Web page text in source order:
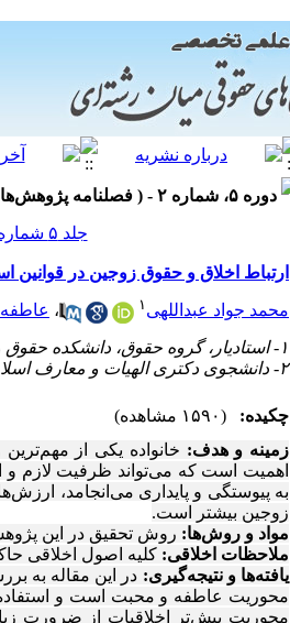
دوره ۵، شماره ۲ - ( فصلنامه پژوهش‌های حقوقی میان‌رشته‌ای ۱۴۰۳ )
جلد ۵ شماره ۲ صفحات ۴۰-۲۹
ارتباط اخلاق و حقوق زوجین در قوانین
محمد جواد عبداللهی ۱ ،
۱- استادیار، گروه حقوق، دانشکده حقوق و اقتصاد، واحد خمینی شهر، دانشگاه آزاد اسلامی، خمینی شهر، ایران. (نویسنده مسؤول)
۲- دانشجوی دکتری الهیات و معارف اسلامی گرایش فقه و مبانی حقوق، واحد نجف‌آباد، دانشگاه آزاد اسلامی، نجف‌آباد، ایران.
چکیده:
(۱۵۹۰ مشاهده)
زمینه و هدف: خانواده یکی از
اهمیت است که می‌تواند ظرفیت لازم و
به پیوستگی و پایداری می‌انجامد،
زوجین بیشتر است.
مواد و روش‌ها: روش تحقیق در این
ملاحظات اخلاقی: کلیه اصول اخلاقی
یافته‌ها و نتیجه‌گیری: در این مقاله به
محوریت عاطفه و محبت است و استفاده
محوریت بیش‌تر اخلاقیات از ضرورت